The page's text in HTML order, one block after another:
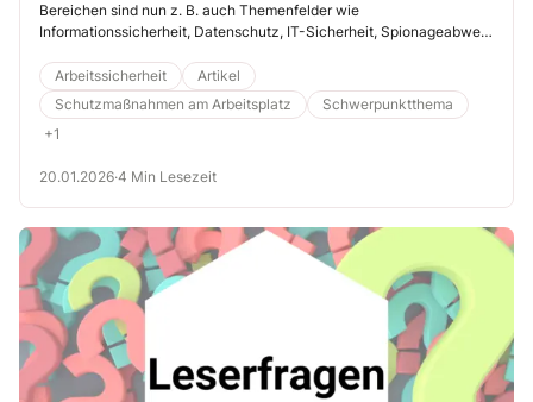
Bereichen sind nun z. B. auch Themenfelder wie
Informationssicherheit, Datenschutz, IT-Sicherheit, Spionageabwehr
Gefahren und Risiken zu erkennen und ihnen angemessen zu
begegnen, müssen verschiedene Abteilungen zusammenspielen.
Lesen Sie hier, wie Sie Ihr Sicherheitsgefüge unter die Lupe nehmen.
Arbeitssicherheit
Artikel
Schutzmaßnahmen am Arbeitsplatz
Schwerpunktthema
+1
20.01.2026·4 Min Lesezeit